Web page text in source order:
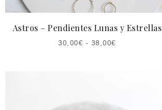
Astros – Pendientes Lunas y Estrellas
30,00€ - 38,00€